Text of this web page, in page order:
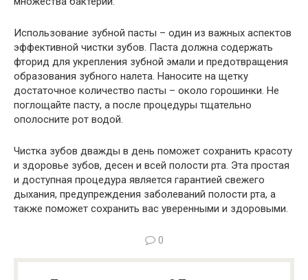
Использование зубной пасты – один из важных аспектов
эффективной чистки зубов. Паста должна содержать
фторид для укрепления зубной эмали и предотвращения
образования зубного налета. Наносите на щетку
достаточное количество пасты – около горошинки. Не
поглощайте пасту, а после процедуры тщательно
ополосните рот водой.
Чистка зубов дважды в день поможет сохранить красоту
и здоровье зубов, десен и всей полости рта. Эта простая
и доступная процедура является гарантией свежего
дыхания, предупреждения заболеваний полости рта, а
также поможет сохранить вас уверенными и здоровыми.
0